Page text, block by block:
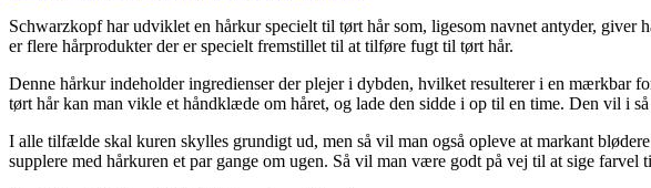
Schwarzkopf har udviklet en hårkur specielt til tørt hår som, ligesom navnet antyder,
er flere hårprodukter der er specielt fremstillet til at tilføre fugt til tørt hår.
Denne hårkur indeholder ingredienser der plejer i dybden, hvilket resulterer i en mærkbar
tørt hår kan man vikle et håndklæde om håret, og lade den sidde i op til en time. Den vil i
I alle tilfælde skal kuren skylles grundigt ud, men så vil man også opleve at markant
supplere med hårkuren et par gange om ugen. Så vil man være godt på vej til at sige farvel